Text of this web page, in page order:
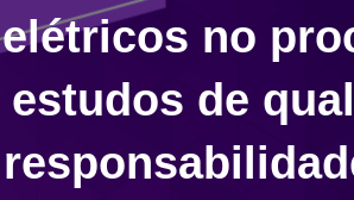
elétricos no
estudos de